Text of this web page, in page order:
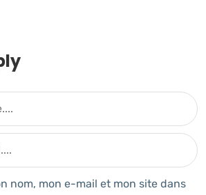
nom, mon e-mail et mon site dans